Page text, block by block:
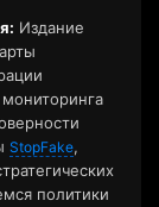
Издание
StopFake,
политики